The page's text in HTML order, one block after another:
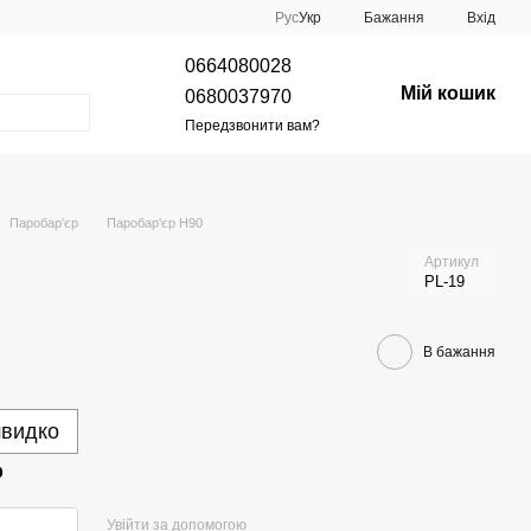
РусУкр Бажання Вхід
0664080028
0680037970
Передзвонити вам?
Мій кошик
Паробар'єр Паробар'єр Н90
Артикул
PL-19
В бажання
Увійти за допомогою